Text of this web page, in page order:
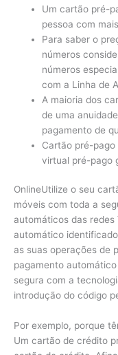
Um cartão pré-
pessoa com
Para saber o
números
números
com a Linha de
A maioria dos
de uma
pagamento de
Cartão pré-
virtual pré-pago
OnlineUtilize o seu
móveis com toda a
automáticos das redes
automático
as suas operações de
pagamento
segura com a
introdução do código
Por exemplo, porque
Um cartão de crédito